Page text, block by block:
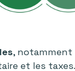
, notamment
et les